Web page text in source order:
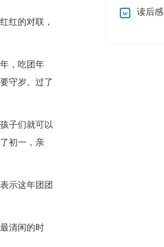
红的对联，
，吃团年
守岁。过了
子们就可以
初一，亲
示这年团团
清闲的时
读后感